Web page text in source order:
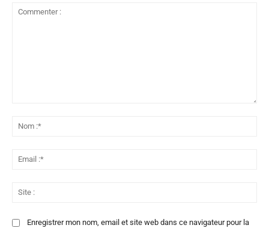
Enregistrer mon nom, email et site web dans ce navigateur pour la